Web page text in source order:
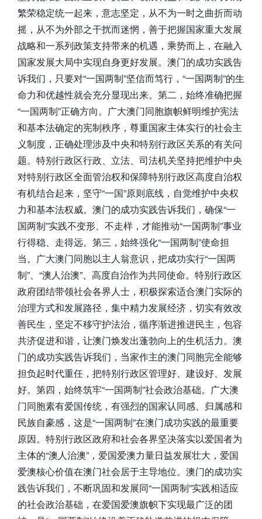
繁荣稳定统一起来，意志坚定，从不为一时之曲折而动
摇，从不为外部之干扰而迷惘，善于把握国家重大发展
战略和一系列政策支持带来的机遇，乘势而上，在融入
国家发展大局中实现自身更好发展。澳门的成功实践告
诉我们，只要对“一国两制”坚信而笃行，“一国两制”的生
命力和优越性就会充分显现出来。第二，始终准确把握
“一国两制”正确方向。广大澳门同胞旗帜鲜明维护宪法
和基本法确定的宪制秩序，尊重国家主体实行的社会主
义制度，正确处理涉及中央和特别行政区关系的有关问
题。特别行政区行政、立法、司法机关坚持把维护中央
对特别行政区全面管治权和保障特别行政区高度自治权
有机结合起来，坚守“一国”原则底线，自觉维护中央权
力和基本法权威。澳门的成功实践告诉我们，确保“一
国两制”实践不变形、不走样，才能推动“一国两制”事业
行得稳、走得远。第三，始终强化“一国两制”使命担
当。广大澳门同胞以主人翁意识，把成功实行“一国两
制”、“澳人治澳”、高度自治作为共同使命。特别行政区
政府团结带领社会各界人士，积极探索适合澳门实际的
治理方式和发展路径，集中精力发展经济，切实有效改
善民生，坚定不移守护法治，循序渐进推进民主，包容
共济促进和谐，让澳门焕发出蓬勃向上的生机活力。澳
门的成功实践告诉我们，当家作主的澳门同胞完全能够
担负起时代重任，把特别行政区管理好、建设好、发展
好。第四，始终筑牢“一国两制”社会政治基础。广大澳
门同胞素有爱国传统，有强烈的国家认同感、归属感和
民族自豪感，这是“一国两制”在澳门成功实践的最重要
原因。特别行政区政府和社会各界坚决落实以爱国者为
主体的“澳人治澳”，爱国爱澳力量日益发展壮大，爱国
爱澳核心价值在澳门社会居于主导地位。澳门的成功实
践告诉我们，不断巩固和发展同“一国两制”实践相适应
的社会政治基础，在爱国爱澳旗帜下实现最广泛的团